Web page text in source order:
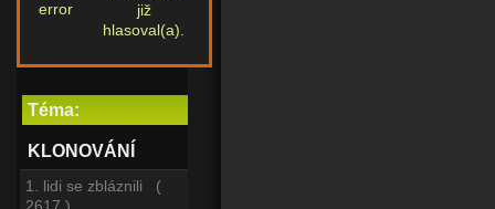
již
hlasoval(a).
Téma:
KLONOVÁNÍ
1. lidi se zbláznili (